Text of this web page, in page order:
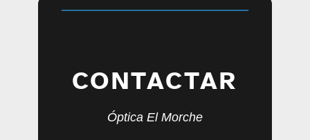
CONTACTAR
Óptica El Morche